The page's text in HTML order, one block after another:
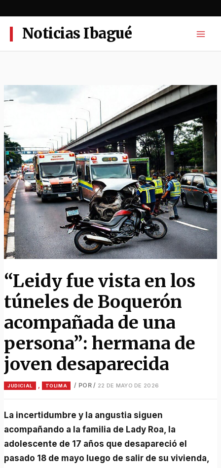
al
contenidoNoticias Ibagué
“Leidy fue vista en los
túneles de Boquerón
acompañada de una
persona”: hermana de
joven desaparecida
JUDICIAL TOLIMA / POR / 22 DE MAYO DE 2026
La incertidumbre y la angustia siguen
acompañando a la familia de Lady Roa, la
adolescente de 17 años que desapareció el
pasado 18 de mayo luego de salir de su vivienda,